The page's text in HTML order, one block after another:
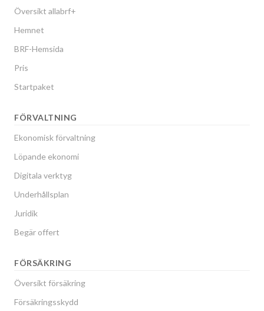
Översikt allabrf+
Hemnet
BRF-Hemsida
Pris
Startpaket
FÖRVALTNING
Ekonomisk förvaltning
Löpande ekonomi
Digitala verktyg
Underhållsplan
Juridik
Begär offert
FÖRSÄKRING
Översikt försäkring
Försäkringsskydd